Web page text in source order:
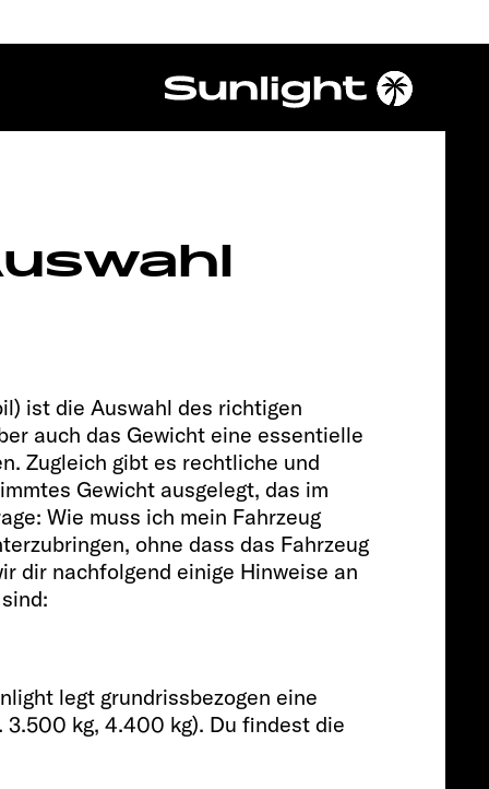
ist die Auswahl des richtigen
auch das Gewicht eine essentielle
Zugleich gibt es rechtliche und
Gewicht ausgelegt, das im
Wie muss ich mein Fahrzeug
ohne dass das Fahrzeug
dir nachfolgend einige Hinweise an
legt grundrissbezogen eine
3.500 kg, 4.400 kg). Du findest die
FIAT
Passagiere